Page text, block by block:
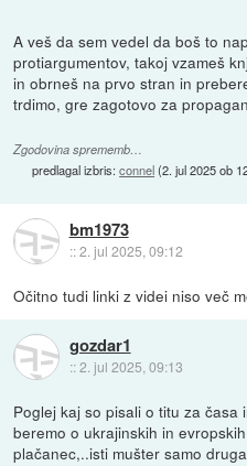
A veš da sem vedel da boš to
protiargumentov, takoj vzameš
in obrneš na prvo stran in
trdimo, gre zagotovo za
Zgodovina sprememb…
predlagal izbris:connel(2. jul 2025 ob
bm1973
::2. jul 2025, 09:12
Očitno tudi linki z videi niso več
gozdar1
::2. jul 2025, 09:13
Poglej kaj so pisali o titu za
beremo o ukrajinskih in
plačanec,..isti mušter samo